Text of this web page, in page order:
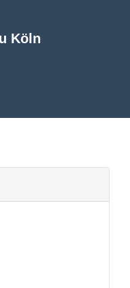
Köln